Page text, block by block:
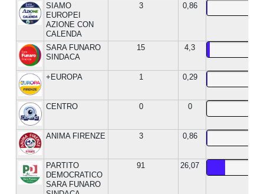
SIAMO
EUROPEI
AZIONE CON
CALENDA
3 0,86
SARA FUNARO
SINDACA
15 4,3
+EUROPA 1 0,29
CENTRO 0 0
ANIMA FIRENZE 3 0,86
PARTITO
DEMOCRATICO
SARA FUNARO
91 26,07